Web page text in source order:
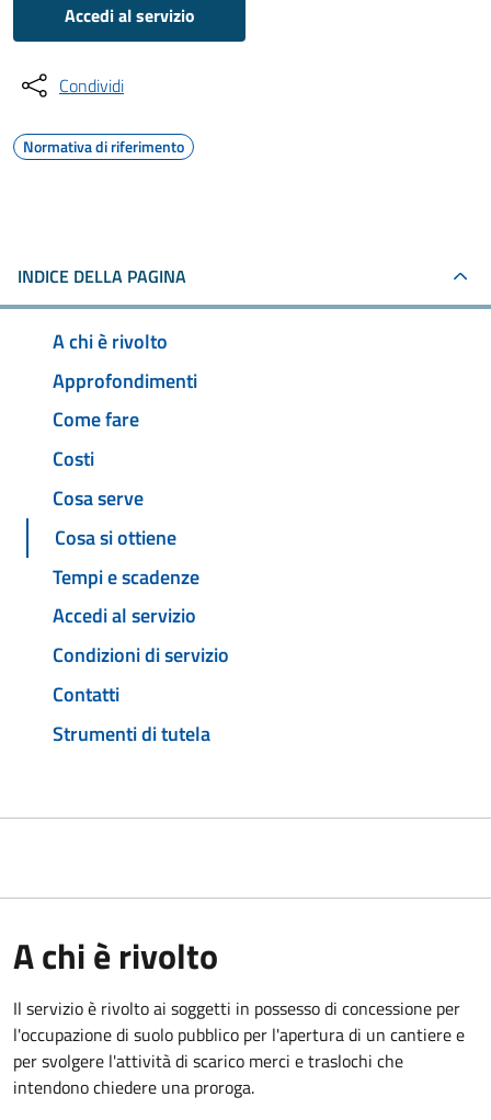
Accedi al servizio
Condividi
Normativa di riferimento
INDICE DELLA PAGINA
A chi è rivolto
Approfondimenti
Come fare
Costi
Cosa serve
Cosa si ottiene
Tempi e scadenze
Accedi al servizio
Condizioni di servizio
Contatti
Strumenti di tutela
A chi è rivolto
Il servizio è rivolto ai soggetti in possesso di concessione per
l'occupazione di suolo pubblico per l'apertura di un cantiere e
per svolgere l'attività di scarico merci e traslochi che
intendono chiedere una proroga.